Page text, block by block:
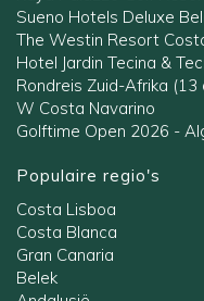
Sueno Hotels Deluxe
The Westin Resort
Hotel Jardin Tecina &
Rondreis Zuid-Afrika
W Costa Navarino
Golftime Open 2026 -
Populaire regio's
Costa Lisboa
Costa Blanca
Gran Canaria
Belek